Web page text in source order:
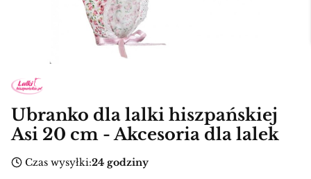
Ubranko dla lalki hiszpańskiej
Asi 20 cm - Akcesoria dla lalek
Czas wysyłki:24 godziny